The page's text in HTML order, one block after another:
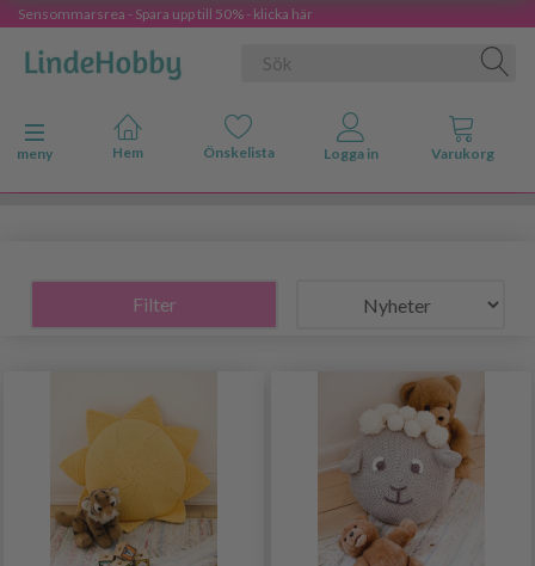
Sensommarsrea - Spara upp till 50% - klicka här
Ändra navigering
meny
Filter